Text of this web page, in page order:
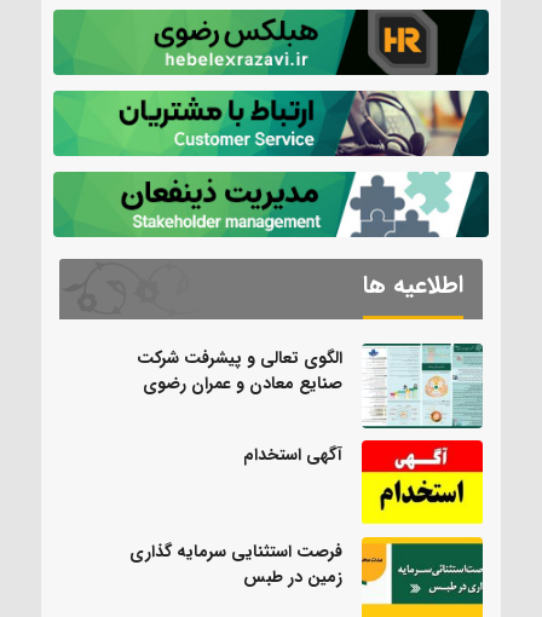
اطلاعیه ها
الگوی تعالی و پیشرفت شرکت
صنایع معادن و عمران رضوی
آگهی استخدام
فرصت استثنایی سرمایه گذاری
زمین در طبس